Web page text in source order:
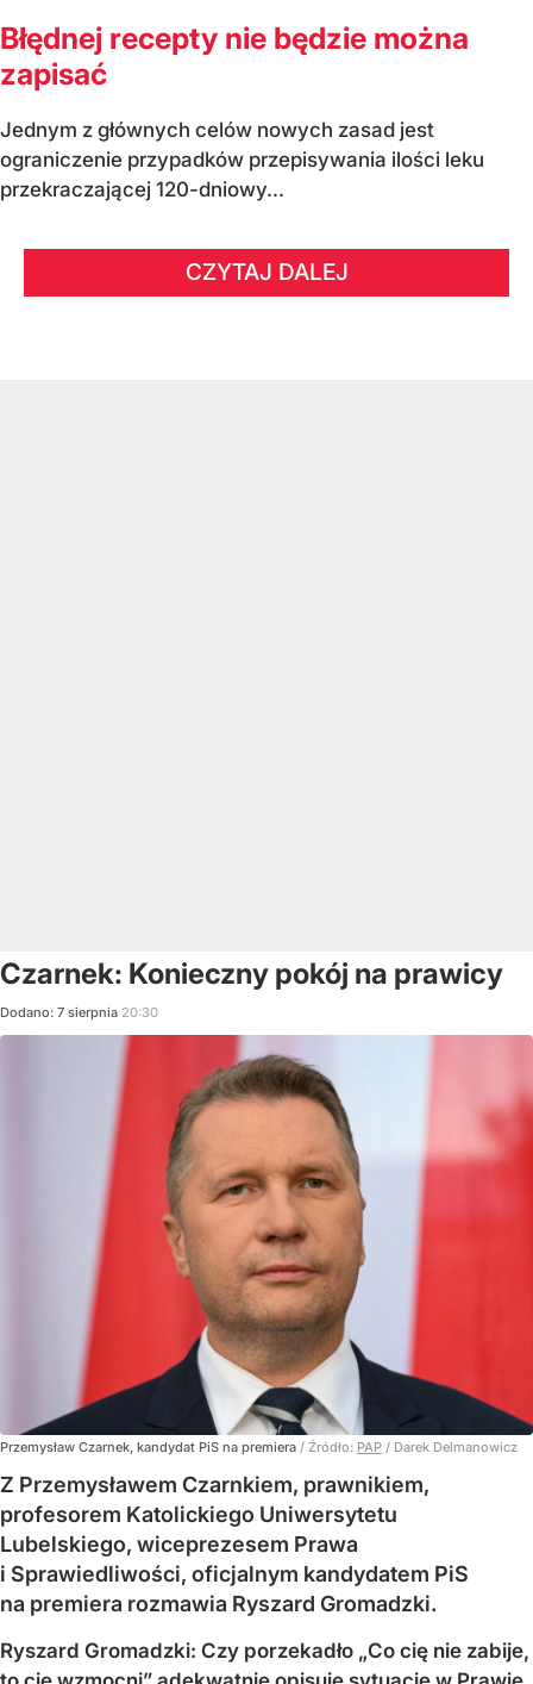
Błędnej recepty nie będzie można
zapisać
Jednym z głównych celów nowych zasad jest
ograniczenie przypadków przepisywania ilości leku
przekraczającej 120-dniowy...
CZYTAJ DALEJ
Czarnek: Konieczny pokój na prawicy
Dodano: 7 sierpnia 20:30
Przemysław Czarnek, kandydat PiS na premiera / Źródło: PAP / Darek Delmanowicz
Z Przemysławem Czarnkiem, prawnikiem,
profesorem Katolickiego Uniwersytetu
Lubelskiego, wiceprezesem Prawa
i Sprawiedliwości, oficjalnym kandydatem PiS
na premiera rozmawia Ryszard Gromadzki.
Ryszard Gromadzki: Czy porzekadło „Co cię nie zabije,